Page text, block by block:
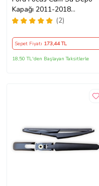
Kapağı 2011-2018
Bm5117632Aa(2)
Sepet Fiyatı 173,44 TL
18,50 TL'den Başlayan Taksitlerle